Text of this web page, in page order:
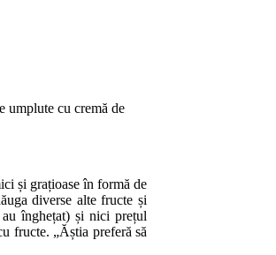
umplute cu cremă de
și grațioase în formă de
diverse alte fructe și
înghețat) și nici prețul
fructe. „Ăștia preferă să